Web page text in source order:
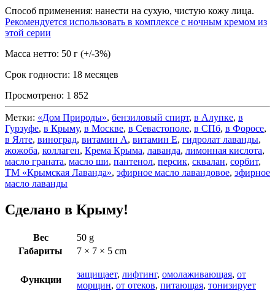
Способ применения: нанести на сухую, чистую кожу лица.
Рекомендуется использовать в комплексе с ночным кремом из
этой серии
Масса нетто: 50 г (+/-3%)
Срок годности: 18 месяцев
Просмотрено: 1 852
Метки: «Дом Природы», бензиловый спирт, в Алупке, в
Гурзуфе, в Крыму, в Москве, в Севастополе, в СПб, в Форосе,
в Ялте, виноград, витамин А, витамин Е, гидролат лаванды,
жожоба, коллаген, Крема Крыма, лаванда, лимонная кислота,
масло граната, масло ши, пантенол, персик, сквалан, сорбит,
ТМ «Крымская Лаванда», эфирное масло лавандовое, эфирное
масло лаванды
Сделано в Крыму!
Вес
50 g
Габариты
7 × 7 × 5 cm
Функции
защищает, лифтинг, омолаживающая, от
морщин, от отеков, питающая, тонизирует